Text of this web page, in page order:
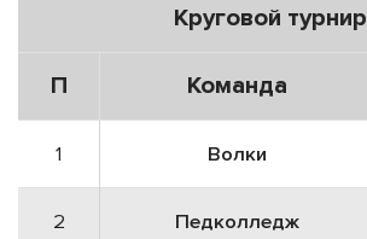
Круговой турнир
П Команда
1 Волки
2 Педколледж